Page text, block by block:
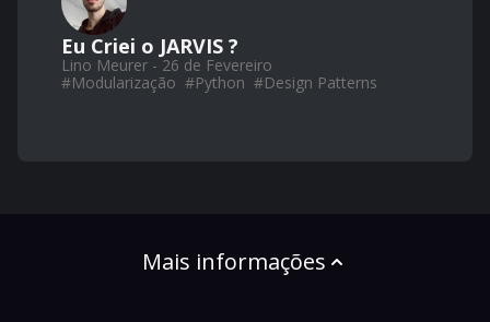
Eu Criei o JARVIS ?
Lino Meurer - 26 de Fevereiro
#Modularização #Python #Design Patterns
Mais informações